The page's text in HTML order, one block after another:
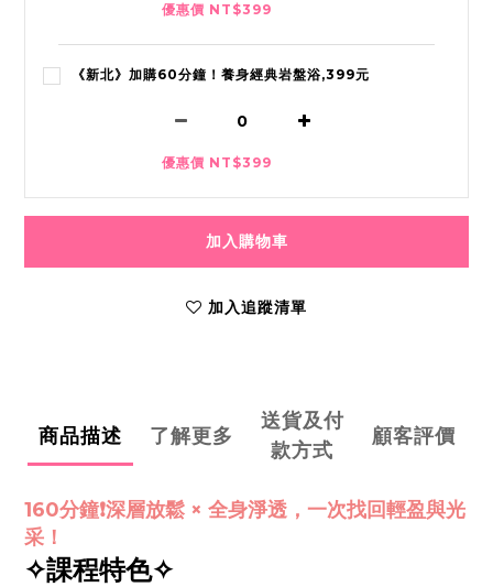
優惠價 NT$399
《新北》加購60分鐘！養身經典岩盤浴,399元
優惠價 NT$399
加入購物車
加入追蹤清單
商品描述 了解更多
送貨及付
款方式
顧客評價
160分鐘❗️深層放鬆 × 全身淨透，一次找回輕盈與光
采！
✧課程特色✧